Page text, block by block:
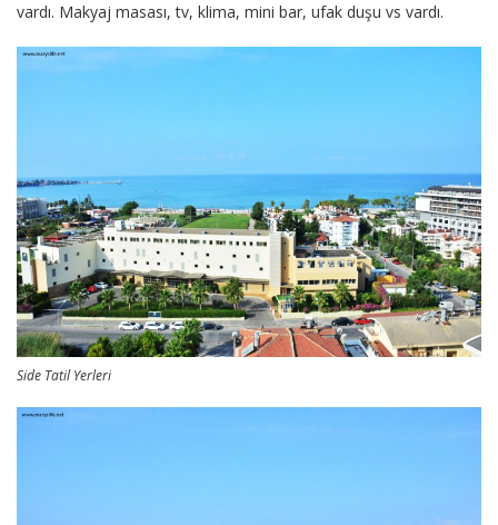
vardı. Makyaj masası, tv, klima, mini bar, ufak duşu vs vardı.
Side Tatil Yerleri